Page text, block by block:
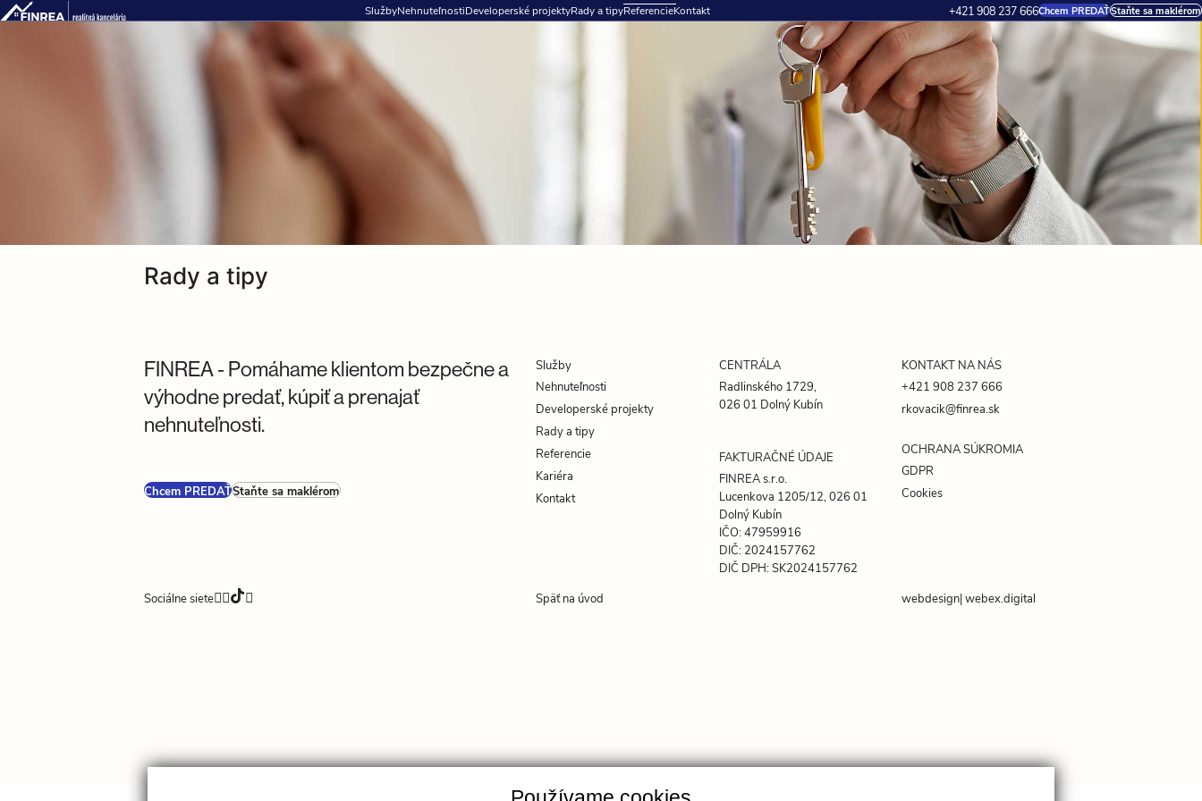
SlužbyNehnuteľnostiDeveloperské projektyRady a tipyReferencieKontakt +421 908 237 666Chcem PREDAŤStaňte sa maklérom
Rady a tipy
FINREA - Pomáhame klientom bezpečne a
výhodne predať, kúpiť a prenajať
nehnuteľnosti.
Chcem PREDAŤStaňte sa maklérom
Služby
Nehnuteľnosti
Developerské projekty
Rady a tipy
Referencie
Kariéra
Kontakt
CENTRÁLA
Radlinského 1729,
026 01 Dolný Kubín
FAKTURAČNÉ ÚDAJE
FINREA s.r.o.
Lucenkova 1205/12, 026 01
Dolný Kubín
IČO: 47959916
DIČ: 2024157762
DIČ DPH: SK2024157762
KONTAKT NA NÁS
+421 908 237 666
rkovacik@finrea.sk
OCHRANA SÚKROMIA
GDPR
Cookies
Sociálne siete Späť na úvod webdesign webex.digital